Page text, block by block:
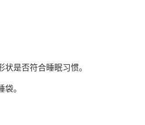
是否符合睡眠习惯。
。